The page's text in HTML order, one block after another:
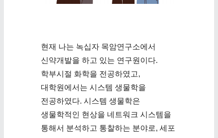
현재 나는 녹십자 목암연구소에서
신약개발을 하고 있는 연구원이다.
학부시절 화학을 전공하였고,
대학원에서는 시스템 생물학을
전공하였다. 시스템 생물학은
생물학적인 현상을 네트워크 시스템을
통해서 분석하고 통찰하는 분야로, 세포